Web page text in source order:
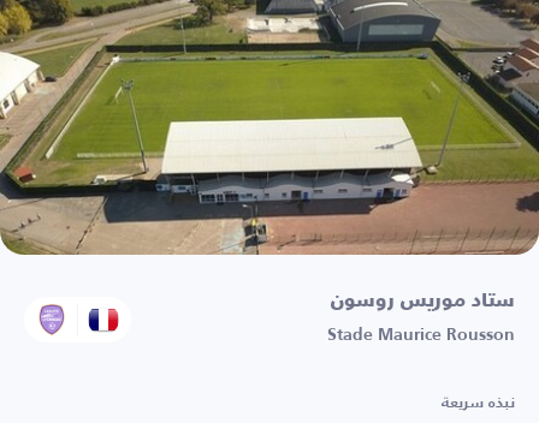
ستاد موريس روسون
Stade Maurice Rousson
نبذه سريعة